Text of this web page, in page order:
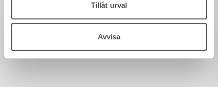
Tillåt urval
Avvisa